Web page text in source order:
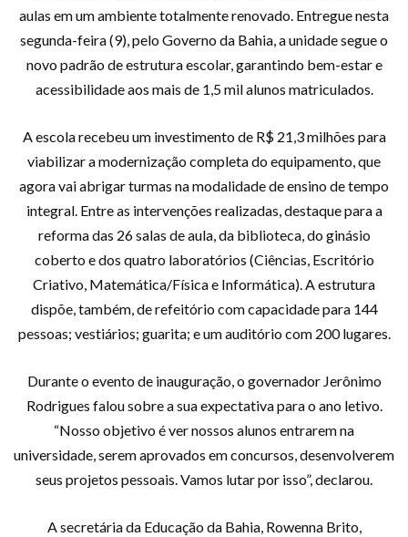
aulas em um ambiente totalmente renovado. Entregue nesta
segunda-feira (9), pelo Governo da Bahia, a unidade segue o
novo padrão de estrutura escolar, garantindo bem-estar e
acessibilidade aos mais de 1,5 mil alunos matriculados.
A escola recebeu um investimento de R$ 21,3 milhões para
viabilizar a modernização completa do equipamento, que
agora vai abrigar turmas na modalidade de ensino de tempo
integral. Entre as intervenções realizadas, destaque para a
reforma das 26 salas de aula, da biblioteca, do ginásio
coberto e dos quatro laboratórios (Ciências, Escritório
Criativo, Matemática/Física e Informática). A estrutura
dispõe, também, de refeitório com capacidade para 144
pessoas; vestiários; guarita; e um auditório com 200 lugares.
Durante o evento de inauguração, o governador Jerônimo
Rodrigues falou sobre a sua expectativa para o ano letivo.
“Nosso objetivo é ver nossos alunos entrarem na
universidade, serem aprovados em concursos, desenvolverem
seus projetos pessoais. Vamos lutar por isso”, declarou.
A secretária da Educação da Bahia, Rowenna Brito,